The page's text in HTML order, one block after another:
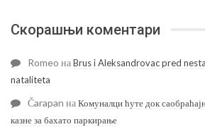
Скорашњи коментари
Romeo наBrus i Aleksandrovac pred
nataliteta
Čarapan наКомуналци ћуте док
казне за бахато паркирање